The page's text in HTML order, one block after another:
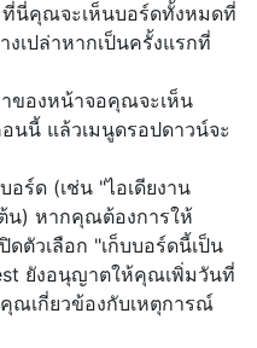
นี่คุณจะเห็นบอร์ดทั้งหมดที่
เปล่าหากเป็นครั้งแรกที่
ของหน้าจอคุณจะเห็น
นนี้ แล้วเมนูดรอปดาวน์จะ
ร์ด (เช่น "ไอเดียงาน
น) หากคุณต้องการให้
ตัวเลือก "เก็บบอร์ดนี้เป็น
ยังอนุญาตให้คุณเพิ่มวันที่
ณเกี่ยวข้องกับเหตุการณ์